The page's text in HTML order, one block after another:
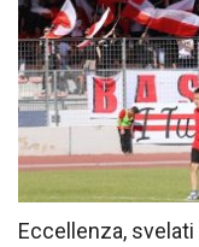
Eccellenza,